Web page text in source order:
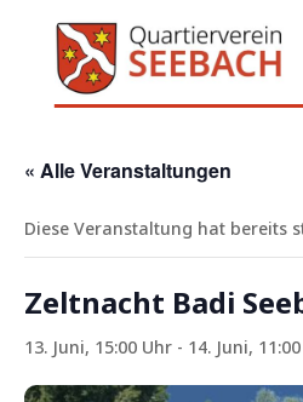
« Alle Veranstaltungen
Diese Veranstaltung hat bereits
Zeltnacht Badi
13. Juni, 15:00 Uhr - 14. Juni,